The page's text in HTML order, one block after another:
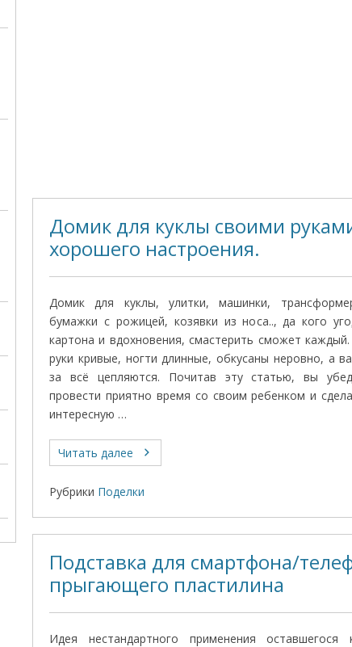
Домик для куклы своими
хорошего настроения.
Домик для куклы, улитки, машинки,
бумажки с рожицей, козявки из носа.., да кого
картона и вдохновения, смастерить сможет
руки кривые, ногти длинные, обкусаны неровно, а
за всё цепляются. Почитав эту статью, вы
провести приятно время со своим ребенком и
интересную …
Читать далее
Рубрики Поделки
Подставка для смартфона/
прыгающего пластилина
Идея нестандартного применения оставшегося